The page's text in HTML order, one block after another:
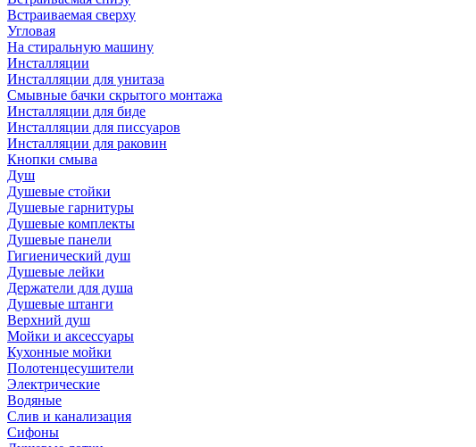
Встраиваемая сверху
Угловая
На стиральную машину
Инсталляции
Инсталляции для унитаза
Смывные бачки скрытого монтажа
Инсталляции для биде
Инсталляции для писсуаров
Инсталляции для раковин
Кнопки смыва
Душ
Душевые стойки
Душевые гарнитуры
Душевые комплекты
Душевые панели
Гигиенический душ
Душевые лейки
Держатели для душа
Душевые штанги
Верхний душ
Мойки и аксессуары
Кухонные мойки
Полотенцесушители
Электрические
Водяные
Слив и канализация
Сифоны